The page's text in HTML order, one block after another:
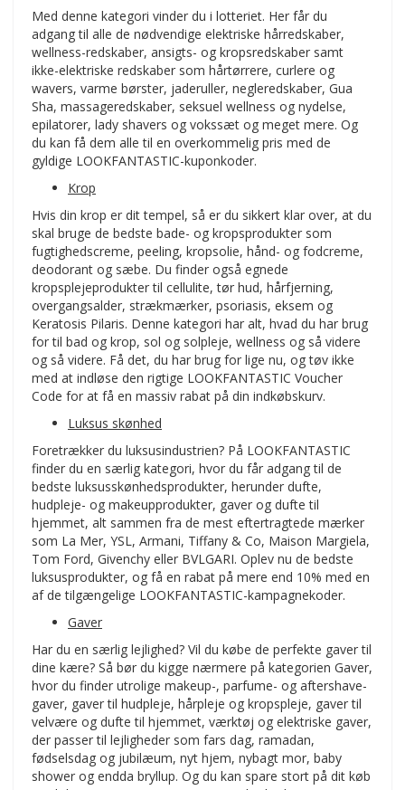
Med denne kategori vinder du i lotteriet. Her får du
adgang til alle de nødvendige elektriske hårredskaber,
wellness-redskaber, ansigts- og kropsredskaber samt
ikke-elektriske redskaber som hårtørrere, curlere og
wavers, varme børster, jaderuller, negleredskaber, Gua
Sha, massageredskaber, seksuel wellness og nydelse,
epilatorer, lady shavers og vokssæt og meget mere. Og
du kan få dem alle til en overkommelig pris med de
gyldige LOOKFANTASTIC-kuponkoder.
Krop
Hvis din krop er dit tempel, så er du sikkert klar over, at du
skal bruge de bedste bade- og kropsprodukter som
fugtighedscreme, peeling, kropsolie, hånd- og fodcreme,
deodorant og sæbe. Du finder også egnede
kropsplejeprodukter til cellulite, tør hud, hårfjerning,
overgangsalder, strækmærker, psoriasis, eksem og
Keratosis Pilaris. Denne kategori har alt, hvad du har brug
for til bad og krop, sol og solpleje, wellness og så videre
og så videre. Få det, du har brug for lige nu, og tøv ikke
med at indløse den rigtige LOOKFANTASTIC Voucher
Code for at få en massiv rabat på din indkøbskurv.
Luksus skønhed
Foretrækker du luksusindustrien? På LOOKFANTASTIC
finder du en særlig kategori, hvor du får adgang til de
bedste luksusskønhedsprodukter, herunder dufte,
hudpleje- og makeupprodukter, gaver og dufte til
hjemmet, alt sammen fra de mest eftertragtede mærker
som La Mer, YSL, Armani, Tiffany & Co, Maison Margiela,
Tom Ford, Givenchy eller BVLGARI. Oplev nu de bedste
luksusprodukter, og få en rabat på mere end 10% med en
af de tilgængelige LOOKFANTASTIC-kampagnekoder.
Gaver
Har du en særlig lejlighed? Vil du købe de perfekte gaver til
dine kære? Så bør du kigge nærmere på kategorien Gaver,
hvor du finder utrolige makeup-, parfume- og aftershave-
gaver, gaver til hudpleje, hårpleje og kropspleje, gaver til
velvære og dufte til hjemmet, værktøj og elektriske gaver,
der passer til lejligheder som fars dag, ramadan,
fødselsdag og jubilæum, nyt hjem, nybagt mor, baby
shower og endda bryllup. Og du kan spare stort på dit køb